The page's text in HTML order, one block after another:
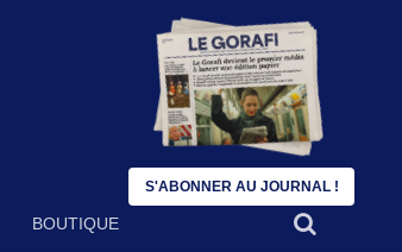
BOUTIQUE
S'ABONNER AU JOURNAL !